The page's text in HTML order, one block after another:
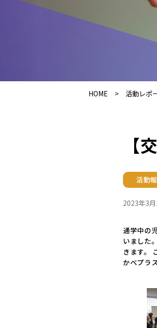
HOME > 活動レポ
【
活動
2023年3
通学中の
いました
きます。
かべプラ